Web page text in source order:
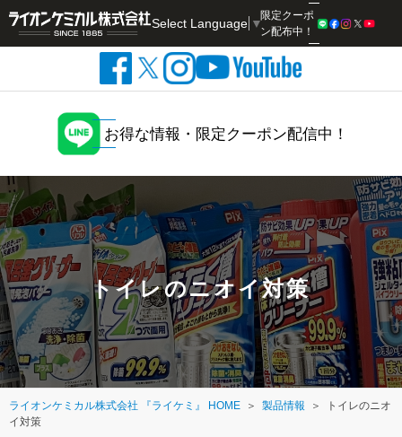
Select Language ▼
限定クーポ
ン配布中！
お得な情報・限定クーポン配信中！
トイレのニオイ対策
ライオンケミカル株式会社 『ライケミ』 HOME 製品情報
トイレのニオ
イ対策
検索